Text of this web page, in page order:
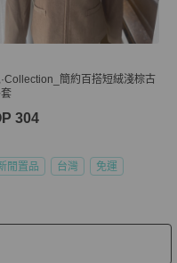
簡約百搭短絨淺棕古
304
閒置品 台灣 免運